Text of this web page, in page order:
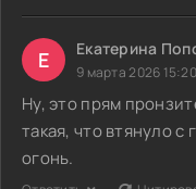
Е Екатерина
9 марта 2026 15:20
Ну, это прям
такая, что втянуло
огонь.